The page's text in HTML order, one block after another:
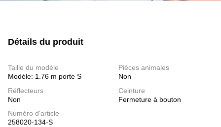
Détails du produit
Taille du modèle
Modèle: 1.76 m porte S
Pièces animales
Non
Réflecteurs
Non
Ceinture
Fermeture à bouton
Numéro d'article
258020-134-S